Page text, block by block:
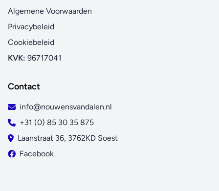
Algemene Voorwaarden
Privacybeleid
Cookiebeleid
KVK: 96717041
Contact
info@nouwensvandalen.nl
+31 (0) 85 30 35 875
Laanstraat 36, 3762KD Soest
Facebook